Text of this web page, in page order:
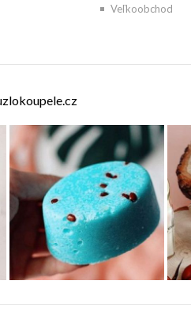
Veľkoobchod